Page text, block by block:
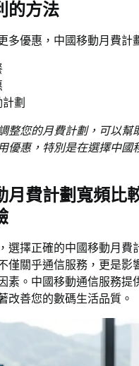
的方法
多優惠，中國移動月費計
劃
整您的月費計劃，可以幫
優惠，特別是在選擇中國
月費計劃寬頻比
選擇正確的中國移動月費
僅關乎通信服務，更是影
素。中國移動通信服務提
改善您的數碼生活品質。